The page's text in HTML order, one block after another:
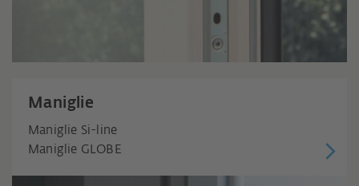
Maniglie
Maniglie Si-line
Maniglie GLOBE